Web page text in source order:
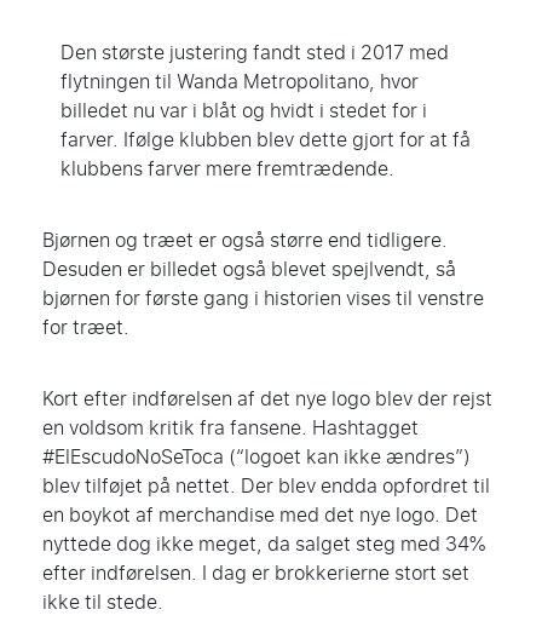
Den største justering fandt sted i 2017 med
flytningen til Wanda Metropolitano, hvor
billedet nu var i blåt og hvidt i stedet for i
farver. Ifølge klubben blev dette gjort for at få
klubbens farver mere fremtrædende.
Bjørnen og træet er også større end tidligere.
Desuden er billedet også blevet spejlvendt, så
bjørnen for første gang i historien vises til venstre
for træet.
Kort efter indførelsen af det nye logo blev der rejst
en voldsom kritik fra fansene. Hashtagget
#ElEscudoNoSeToca (“logoet kan ikke ændres”)
blev tilføjet på nettet. Der blev endda opfordret til
en boykot af merchandise med det nye logo. Det
nyttede dog ikke meget, da salget steg med 34%
efter indførelsen. I dag er brokkerierne stort set
ikke til stede.